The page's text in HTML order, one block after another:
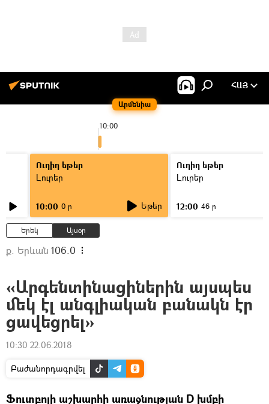
Արմենիա
ՀԱՅ
10:00
Ուղիղ եթեր
Լուրեր
10:00 0 ր Եթեր
Ուղիղ եթեր
Լուրեր
12:00 46 ր
Երեկ Այսօր
ք. Երևան 106.0
«Արգենտինացիներին այսպես
մեկ էլ անգլիական բանակն էր
ցավեցրել»
10:30 22.06.2018
Բաժանորդագրվել
Ֆուտբոլի աշխարհի առաջնության D խմբի